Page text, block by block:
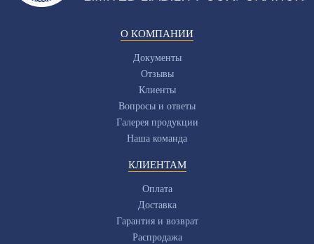
О КОМПАНИИ
Документы
Отзывы
Клиенты
Вопросы и ответы
Галерея продукции
Наша команда
КЛИЕНТАМ
Оплата
Доставка
Гарантия и возврат
Распродажа